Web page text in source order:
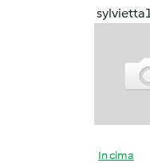
In cima